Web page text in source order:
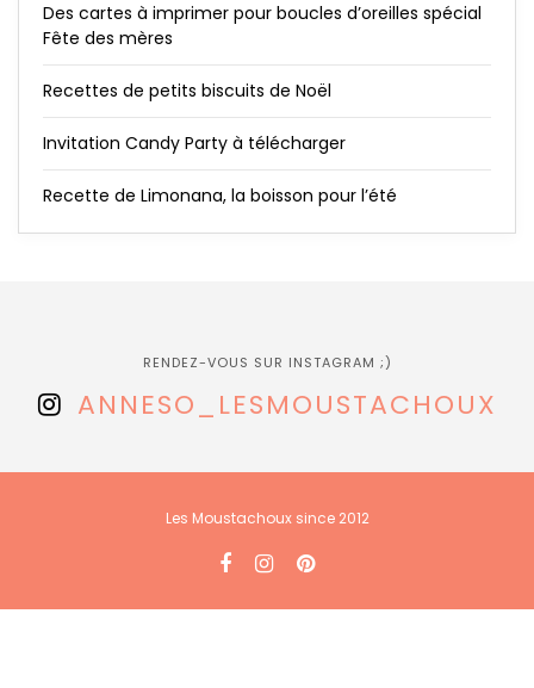
Des cartes à imprimer pour boucles d’oreilles spécial
Fête des mères
Recettes de petits biscuits de Noël
Invitation Candy Party à télécharger
Recette de Limonana, la boisson pour l’été
RENDEZ-VOUS SUR INSTAGRAM ;)
ANNESO_LESMOUSTACHOUX
Les Moustachoux since 2012